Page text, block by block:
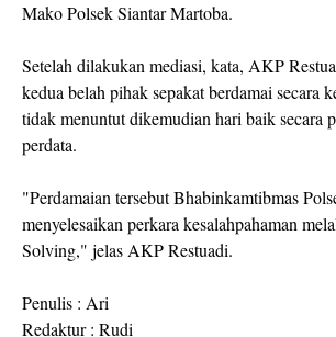
Mako Polsek Siantar Martoba.
Setelah dilakukan mediasi, kata, AKP
kedua belah pihak sepakat berdamai secara
tidak menuntut dikemudian hari baik secara
perdata.
"Perdamaian tersebut Bhabinkamtibmas
menyelesaikan perkara kesalahpahaman
Solving," jelas AKP Restuadi.
Penulis : Ari
Redaktur : Rudi